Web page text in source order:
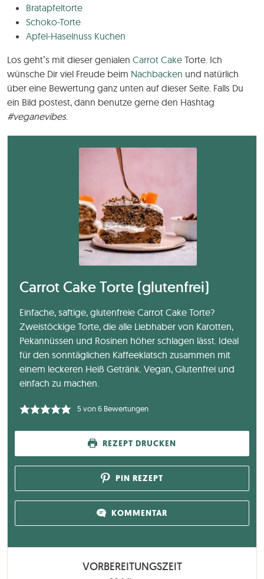
Bratapfeltorte
Schoko-Torte
Apfel-Haselnuss Kuchen
Los geht’s mit dieser genialen Carrot Cake Torte. Ich
wünsche Dir viel Freude beim Nachbacken und natürlich
über eine Bewertung ganz unten auf dieser Seite. Falls Du
ein Bild postest, dann benutze gerne den Hashtag
#veganevibes.
Carrot Cake Torte (glutenfrei)
Einfache, saftige, glutenfreie Carrot Cake Torte?
Zweistöckige Torte, die alle Liebhaber von Karotten,
Pekannüssen und Rosinen höher schlagen lässt. Ideal
für den sonntäglichen Kaffeeklatsch zusammen mit
einem leckeren Heiß Getränk. Vegan, Glutenfrei und
einfach zu machen.
5von6Bewertungen
REZEPT DRUCKEN
PIN REZEPT
KOMMENTAR
VORBEREITUNGSZEIT